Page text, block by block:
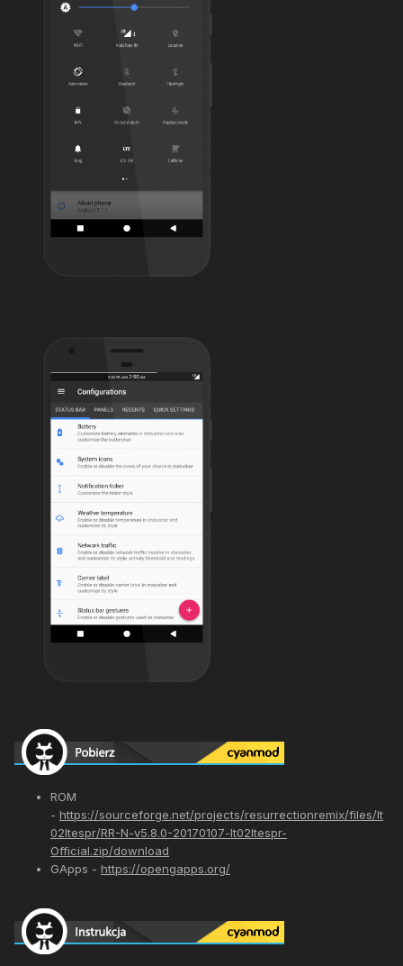
ROM
- https://sourceforge.net/projects/resurrectionremix/files/lt
02ltespr/RR-N-v5.8.0-20170107-lt02ltespr-
Official.zip/download
GApps - https://opengapps.org/